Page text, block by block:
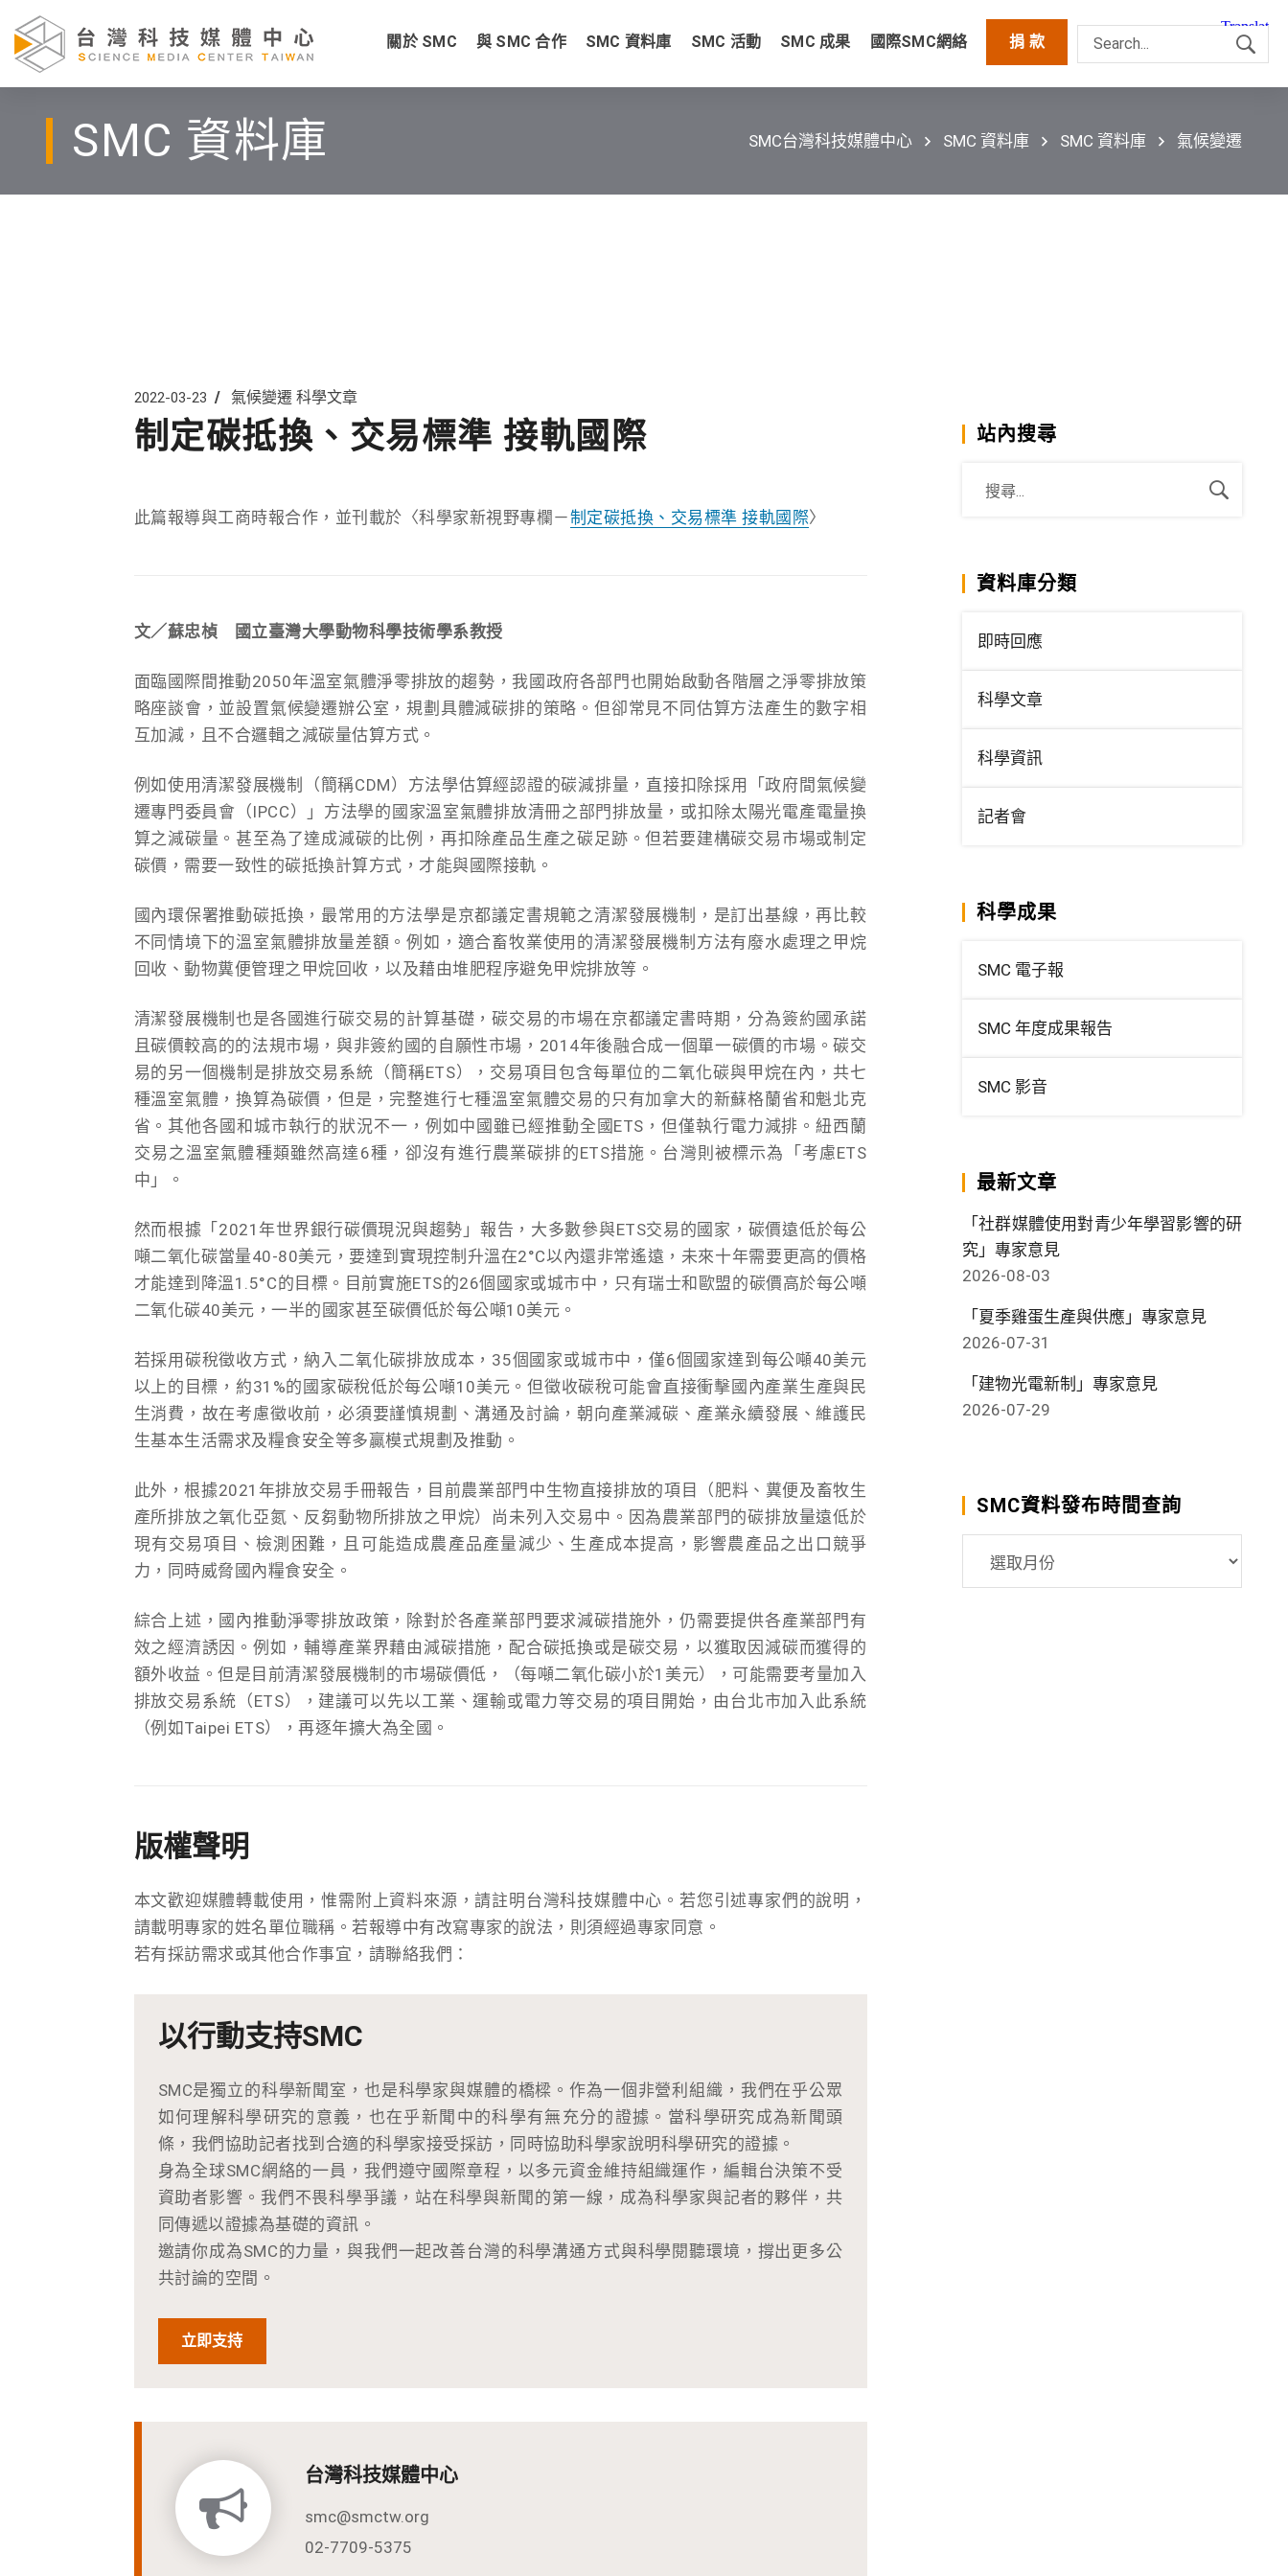
關於 SMC 與 SMC 合作 SMC 資料庫 SMC 活動 SMC 成果 國際SMC網絡 捐 款
SMC 資料庫 SMC台灣科技媒體中心 SMC 資料庫 SMC 資料庫 氣候變遷
2022-03-23 氣候變遷 科學文章
制定碳抵換、交易標準 接軌國際
此篇報導與工商時報合作，並刊載於〈科學家新視野專欄－制定碳抵換、交易標準 接軌國際〉
文／蘇忠楨 國立臺灣大學動物科學技術學系教授
面臨國際間推動2050年溫室氣體淨零排放的趨勢，我國政府各部門也開始啟動各階層之淨零排放策
略座談會，並設置氣候變遷辦公室，規劃具體減碳排的策略。但卻常見不同估算方法產生的數字相
互加減，且不合邏輯之減碳量估算方式。
例如使用清潔發展機制（簡稱CDM）方法學估算經認證的碳減排量，直接扣除採用「政府間氣候變
遷專門委員會（IPCC）」方法學的國家溫室氣體排放清冊之部門排放量，或扣除太陽光電產電量換
算之減碳量。甚至為了達成減碳的比例，再扣除產品生產之碳足跡。但若要建構碳交易市場或制定
碳價，需要一致性的碳抵換計算方式，才能與國際接軌。
國內環保署推動碳抵換，最常用的方法學是京都議定書規範之清潔發展機制，是訂出基線，再比較
不同情境下的溫室氣體排放量差額。例如，適合畜牧業使用的清潔發展機制方法有廢水處理之甲烷
回收、動物糞便管理之甲烷回收，以及藉由堆肥程序避免甲烷排放等。
清潔發展機制也是各國進行碳交易的計算基礎，碳交易的市場在京都議定書時期，分為簽約國承諾
且碳價較高的的法規市場，與非簽約國的自願性市場，2014年後融合成一個單一碳價的市場。碳交
易的另一個機制是排放交易系統（簡稱ETS），交易項目包含每單位的二氧化碳與甲烷在內，共七
種溫室氣體，換算為碳價，但是，完整進行七種溫室氣體交易的只有加拿大的新蘇格蘭省和魁北克
省。其他各國和城市執行的狀況不一，例如中國雖已經推動全國ETS，但僅執行電力減排。紐西蘭
交易之溫室氣體種類雖然高達6種，卻沒有進行農業碳排的ETS措施。台灣則被標示為「考慮ETS
中」。
然而根據「2021年世界銀行碳價現況與趨勢」報告，大多數參與ETS交易的國家，碳價遠低於每公
噸二氧化碳當量40-80美元，要達到實現控制升溫在2°C以內還非常遙遠，未來十年需要更高的價格
才能達到降溫1.5°C的目標。目前實施ETS的26個國家或城市中，只有瑞士和歐盟的碳價高於每公噸
二氧化碳40美元，一半的國家甚至碳價低於每公噸10美元。
若採用碳稅徵收方式，納入二氧化碳排放成本，35個國家或城市中，僅6個國家達到每公噸40美元
以上的目標，約31%的國家碳稅低於每公噸10美元。但徵收碳稅可能會直接衝擊國內產業生產與民
生消費，故在考慮徵收前，必須要謹慎規劃、溝通及討論，朝向產業減碳、產業永續發展、維護民
生基本生活需求及糧食安全等多贏模式規劃及推動。
此外，根據2021年排放交易手冊報告，目前農業部門中生物直接排放的項目（肥料、糞便及畜牧生
產所排放之氧化亞氮、反芻動物所排放之甲烷）尚未列入交易中。因為農業部門的碳排放量遠低於
現有交易項目、檢測困難，且可能造成農產品產量減少、生產成本提高，影響農產品之出口競爭
力，同時威脅國內糧食安全。
綜合上述，國內推動淨零排放政策，除對於各產業部門要求減碳措施外，仍需要提供各產業部門有
效之經濟誘因。例如，輔導產業界藉由減碳措施，配合碳抵換或是碳交易，以獲取因減碳而獲得的
額外收益。但是目前清潔發展機制的市場碳價低，（每噸二氧化碳小於1美元），可能需要考量加入
排放交易系統（ETS），建議可以先以工業、運輸或電力等交易的項目開始，由台北市加入此系統
（例如Taipei ETS），再逐年擴大為全國。
版權聲明
本文歡迎媒體轉載使用，惟需附上資料來源，請註明台灣科技媒體中心。若您引述專家們的說明，
請載明專家的姓名單位職稱。若報導中有改寫專家的說法，則須經過專家同意。
若有採訪需求或其他合作事宜，請聯絡我們：
以行動支持SMC
SMC是獨立的科學新聞室，也是科學家與媒體的橋樑。作為一個非營利組織，我們在乎公眾
如何理解科學研究的意義，也在乎新聞中的科學有無充分的證據。當科學研究成為新聞頭
條，我們協助記者找到合適的科學家接受採訪，同時協助科學家說明科學研究的證據。
身為全球SMC網絡的一員，我們遵守國際章程，以多元資金維持組織運作，編輯台決策不受
資助者影響。我們不畏科學爭議，站在科學與新聞的第一線，成為科學家與記者的夥伴，共
同傳遞以證據為基礎的資訊。
邀請你成為SMC的力量，與我們一起改善台灣的科學溝通方式與科學閱聽環境，撐出更多公
共討論的空間。
立即支持
台灣科技媒體中心
smc@smctw.org
02-7709-5375
站內搜尋
資料庫分類
即時回應
科學文章
科學資訊
記者會
科學成果
SMC 電子報
SMC 年度成果報告
SMC 影音
最新文章
「社群媒體使用對青少年學習影響的研
究」專家意見
2026-08-03
「夏季雞蛋生產與供應」專家意見
2026-07-31
「建物光電新制」專家意見
2026-07-29
SMC資料發布時間查詢